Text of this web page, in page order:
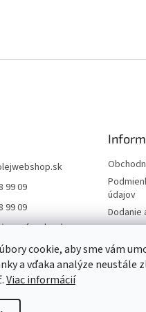
cookie, aby sme vám
a vďaka analýze neustále
Viac informácií
99 09
99 09
údajov
Dodanie
Kontakty
Blog